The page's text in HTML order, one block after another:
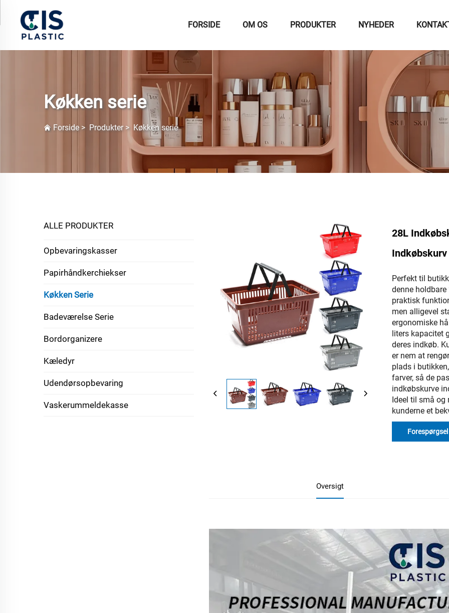
FORSIDE OM OS PRODUKTER NYHEDER
Køkken serie
Forside > Produkter> Køkken serie
ALLE PRODUKTER
Opbevaringskasser
Papirhåndkerchiekser
Køkken Serie
Badeværelse Serie
Bordorganizere
Kæledyr
Udendørsopbevaring
Vaskerummeldekasse
28L
Perfekt til
denne
praktisk
men alligevel
ergonomiske
liters kapacitet
deres indkøb.
er nem at
plads i
farver, så de
indkøbskurve
Ideel til små og
kunderne et
Forespørgsel
Oversigt